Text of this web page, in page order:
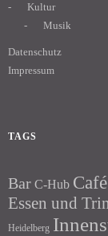
Kultur
Musik
Datenschutz
Impressum
TAGS
Bar C-Hub Café
Essen und
Heidelberg